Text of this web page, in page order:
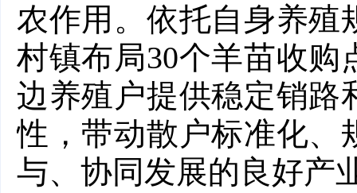
农作用。依托自身养殖
村镇布局30个羊苗收
边养殖户提供稳定销路
性，带动散户标准化、
与、协同发展的良好产